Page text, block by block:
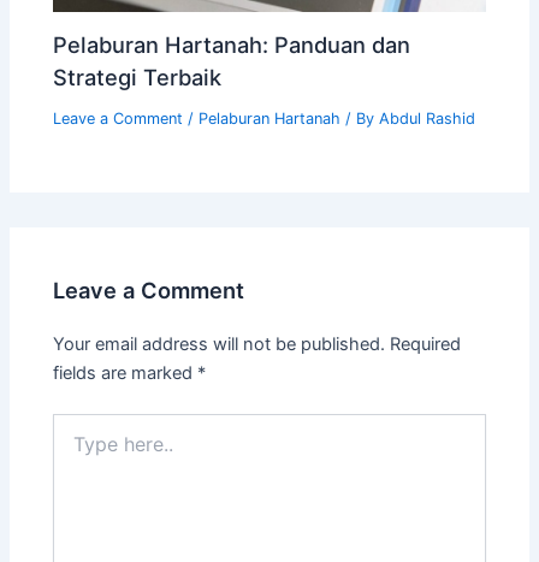
Pelaburan Hartanah: Panduan dan
Strategi Terbaik
Leave a Comment / Pelaburan Hartanah / ByAbdul Rashid
Leave a Comment
Your email address will not be published. Required
fields are marked *
here..